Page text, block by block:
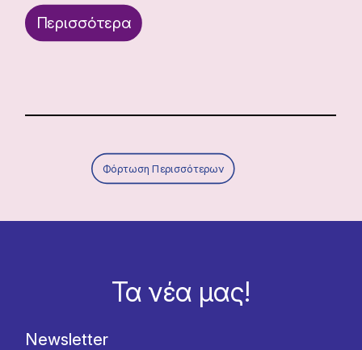
Περισσότερα
Φόρτωση Περισσότερων
Τα νέα μας!
Newsletter